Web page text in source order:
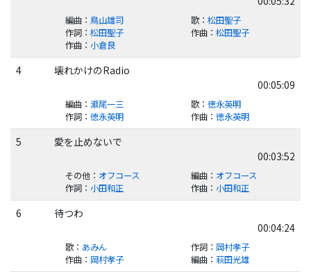
編曲： 鳥山雄司 歌： 松田聖子
作詞： 松田聖子 作曲： 松田聖子
作曲： 小倉良
4
壊れかけのRadio
00:05:09
編曲： 瀬尾一三 歌： 徳永英明
作詞： 徳永英明 作曲： 徳永英明
5
愛を止めないで
00:03:52
その他： オフコース 編曲： オフコース
作詞： 小田和正 作曲： 小田和正
6
待つわ
00:04:24
歌： あみん 作詞： 岡村孝子
作曲： 岡村孝子 編曲： 萩田光雄